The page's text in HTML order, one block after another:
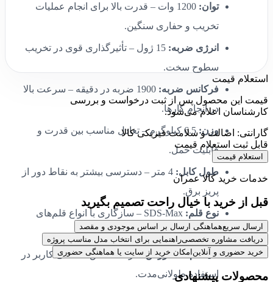
توان:
1200 وات – قدرت بالا برای انجام عملیات
تخریب و حفاری سنگین.
انرژی ضربه:
15 ژول – تأثیرگذاری قوی در تخریب
سطوح سخت.
فرکانس ضربه:
1900 ضربه در دقیقه – سرعت بالا
در انجام کارها.
وزن:
6.5 کیلوگرم – تعادل مناسب بین قدرت و
قابلیت حمل.
طول کابل:
4 متر – دسترسی بیشتر به نقاط دور از
پریز برق.
نوع قلم:
SDS-Max – سازگاری با انواع قلم‌های
استاندارد.
سیستم ضد لرزش:دارد – کاهش خستگی کاربر در
استفاده طولانی‌مدت.
استعلام قیمت
قیمت این محصول پس از ثبت درخواست و بررسی
کارشناسان اعلام می‌شود.
گارانتی: اصالت و سلامت فیزیکی کالا
قابل ثبت استعلام قیمت
استعلام قیمت
خدمات خرید کالا عمران
قبل از خرید با خیال راحت تصمیم بگیرید
ارسال سریعهماهنگی ارسال بر اساس موجودی و مقصد
دریافت مشاوره تخصصیراهنمایی برای انتخاب مدل مناسب پروژه
خرید حضوری و آنلاین امکان خرید از سایت یا هماهنگی حضوری
محصولات پیشنهادی